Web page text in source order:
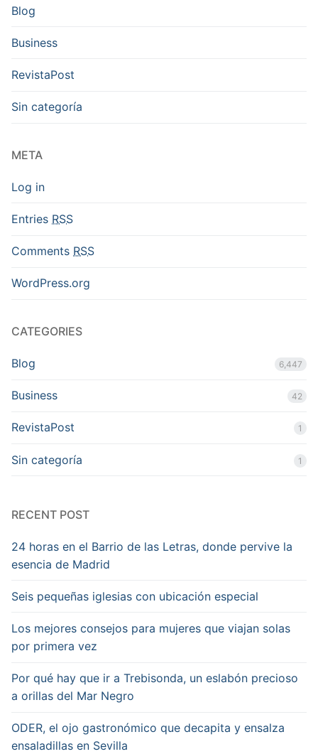
Blog
Business
RevistaPost
Sin categoría
META
Log in
Entries RSS
Comments RSS
WordPress.org
CATEGORIES
Blog 6,447
Business 42
RevistaPost 1
Sin categoría 1
RECENT POST
24 horas en el Barrio de las Letras, donde pervive la
esencia de Madrid
Seis pequeñas iglesias con ubicación especial
Los mejores consejos para mujeres que viajan solas
por primera vez
Por qué hay que ir a Trebisonda, un eslabón precioso
a orillas del Mar Negro
ODER, el ojo gastronómico que decapita y ensalza
ensaladillas en Sevilla